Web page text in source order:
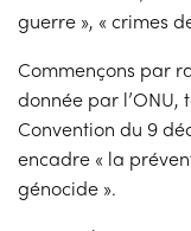
guerre », « crimes
Commençons par
donnée par l’ONU,
Convention du 9
encadre « la
génocide ».